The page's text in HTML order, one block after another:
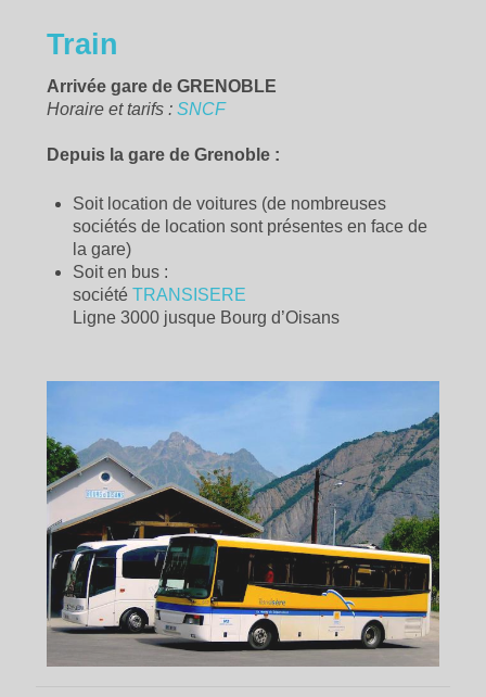
Train
Arrivée gare de GRENOBLE
Horaire et tarifs : SNCF
Depuis la gare de Grenoble :
Soit location de voitures (de nombreuses
sociétés de location sont présentes en face de
la gare)
Soit en bus :
société TRANSISERE
Ligne 3000 jusque Bourg d’Oisans